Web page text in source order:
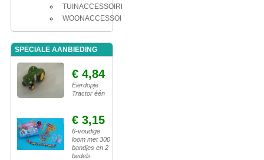
TUINACCESSOIRES
WOONACCESSOIRES
SPECIALE AANBIEDING
€ 4,84
Eierdopje
Tractor één
€ 3,15
6-voudige
loom met 300
bandjes en 2
bedels